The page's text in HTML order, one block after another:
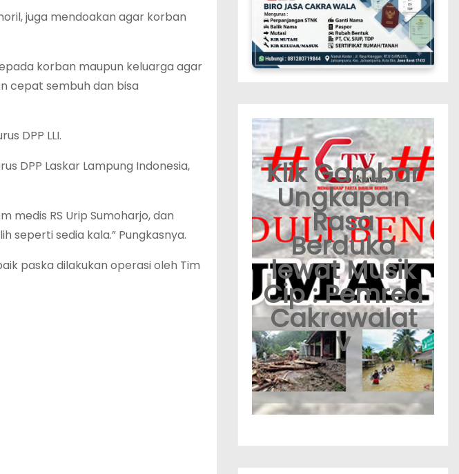
juga mendoakan agar korban
korban maupun keluarga agar
cepat sembuh dan bisa
DPP LLI.
DPP Laskar Lampung Indonesia,
medis RS Urip Sumoharjo, dan
seperti sedia kala.” Pungkasnya.
paska dilakukan operasi oleh Tim
Klik Gambar
Ungkapan
Rasa
Berduka
lewat Musik
Cip : Pemred
Cakrawalat
v